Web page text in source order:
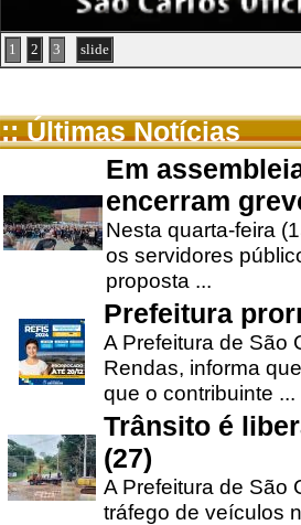
1 2 3 slide
:: Últimas Notícias
Em
encerram
Nesta quarta-feira
os servidores
proposta ...
Prefeitura
A Prefeitura de São
Rendas, informa
que o contribuinte ...
Trânsito é
(27)
A Prefeitura de São
tráfego de veículos